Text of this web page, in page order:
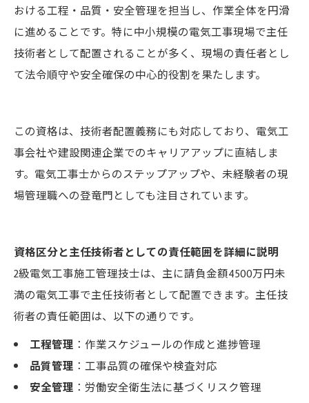
おける工程・品質・安全管理を担当し、作業全体を円滑
に進めることです。特に中小規模の電気工事現場で主任
技術者として配置されることが多く、現場の責任者とし
て法令順守や安全確保の中心的役割を果たします。
この資格は、技術者配置義務にも対応しており、電気工
事会社や建設関連企業でのキャリアアップに直結しま
す。電気工事士からのステップアップや、未経験者の現
場管理職への登竜門としても注目されています。
資格区分と主任技術者としての責任範囲を詳細に説明
2級電気工事施工管理技士は、主に請負金額4500万円未
満の電気工事で主任技術者として配置できます。主任技
術者の責任範囲は、以下の通りです。
工程管理 ：作業スケジュールの作成と進捗管理
品質管理 ：工事品質の確保や検査対応
安全管理 ：労働安全衛生法に基づくリスク管理